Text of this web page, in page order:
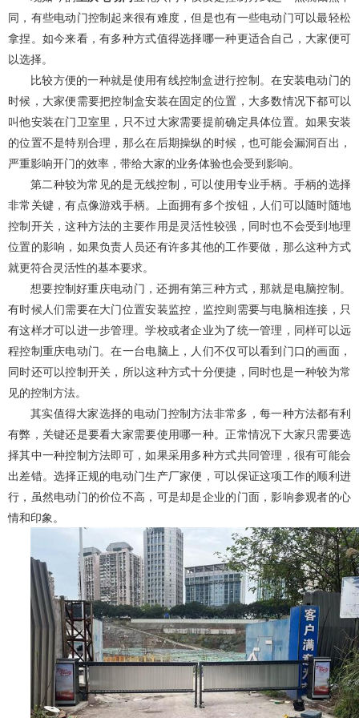
同，有些电动门控制起来很有难度，但是也有一些电动门可以最轻松
拿捏。如今来看，有多种方式值得选择哪一种更适合自己，大家便可
以选择。
比较方便的一种就是使用有线控制盒进行控制。在安装电动门的
时候，大家便需要把控制盒安装在固定的位置，大多数情况下都可以
叫他安装在门卫室里，只不过大家需要提前确定具体位置。如果安装
的位置不是特别合理，那么在后期操纵的时候，也可能会漏洞百出，
严重影响开门的效率，带给大家的业务体验也会受到影响。
第二种较为常见的是无线控制，可以使用专业手柄。手柄的选择
非常关键，有点像游戏手柄。上面拥有多个按钮，人们可以随时随地
控制开关，这种方法的主要作用是灵活性较强，同时也不会受到地理
位置的影响，如果负责人员还有许多其他的工作要做，那么这种方式
就更符合灵活性的基本要求。
想要控制好重庆电动门，还拥有第三种方式，那就是电脑控制。
有时候人们需要在大门位置安装监控，监控则需要与电脑相连接，只
有这样才可以进一步管理。学校或者企业为了统一管理，同样可以远
程控制重庆电动门。在一台电脑上，人们不仅可以看到门口的画面，
同时还可以控制开关，所以这种方式十分便捷，同时也是一种较为常
见的控制方法。
其实值得大家选择的电动门控制方法非常多，每一种方法都有利
有弊，关键还是要看大家需要使用哪一种。正常情况下大家只需要选
择其中一种控制方法即可，如果采用多种方式共同管理，很有可能会
出差错。选择正规的电动门生产厂家便，可以保证这项工作的顺利进
行，虽然电动门的价位不高，可是却是企业的门面，影响参观者的心
情和印象。